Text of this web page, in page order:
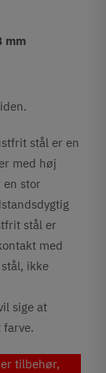
mm
stål er en
med høj
stor
stål er
med
ikke
sige at
farve.
tilbehør,